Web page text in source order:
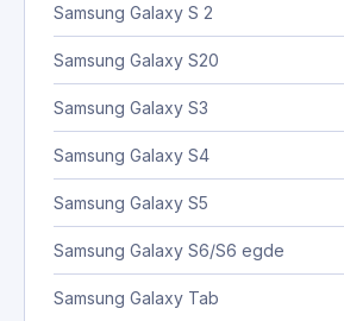
Samsung Galaxy S 2
Samsung Galaxy S20
Samsung Galaxy S3
Samsung Galaxy S4
Samsung Galaxy S5
Samsung Galaxy S6/S6 egde
Samsung Galaxy Tab